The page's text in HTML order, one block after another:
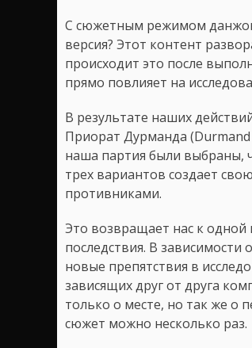
С сюжетным режимом
версия? Этот контент
происходит это после
прямо повлияет на
В результате наших
Приорат Дурманда
наша партия были выбраны,
трех вариантов создает
противниками.
Это возвращает нас к одной
последствия. В
новые препятствия в
зависящих друг от друга
только о месте, но так же о
сюжет можно несколько раз.